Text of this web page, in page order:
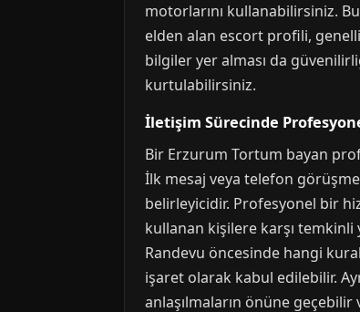
motorlarını kullanabilirsiniz.
elden alan escort profili,
bilgiler yer alması da
kurtulabilirsiniz.
İletişim Sürecinde
Bir Erzurum Tortum bayan
İlk mesaj veya telefon
belirleyicidir. Profesyonel bir
kullanan kişilere karşı temkinli
Randevu öncesinde hangi
işaret olarak kabul edilebilir.
anlaşılmaların önüne